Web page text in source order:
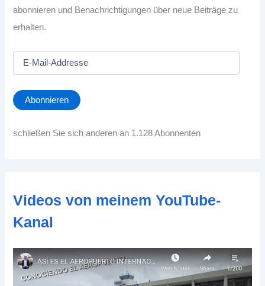
abonnieren und Benachrichtigungen über neue Beiträge zu
erhalten.
a
i
A
s
e
Abonnieren
schließen Sie sich anderen an 1.128 Abonnenten
Videos von meinem YouTube-
Kanal